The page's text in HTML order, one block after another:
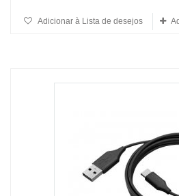
Adicionar à Lista de desejos